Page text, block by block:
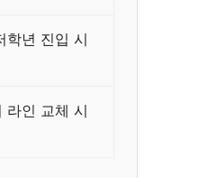
학년 진입 시
라인 교체 시